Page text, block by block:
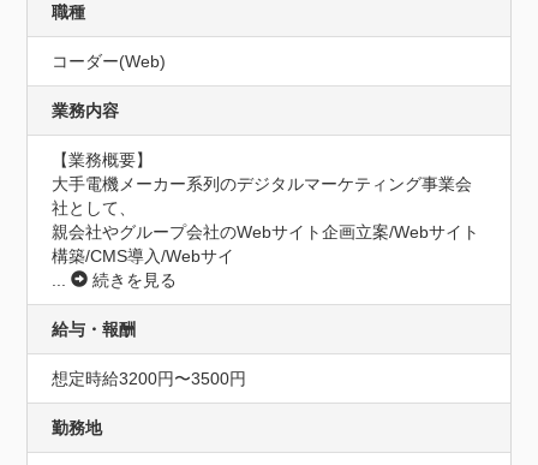
職種
コーダー(Web)
業務内容
【業務概要】
大手電機メーカー系列のデジタルマーケティング事業会
社として、
親会社やグループ会社のWebサイト企画立案/Webサイト
構築/CMS導入/Webサイ
...
続きを見る
給与・報酬
想定時給3200円〜3500円
勤務地